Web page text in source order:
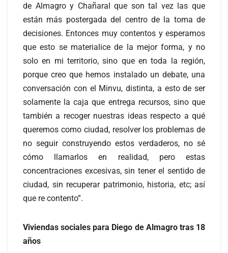
de Almagro y Chañaral que son tal vez las que
están más postergada del centro de la toma de
decisiones. Entonces muy contentos y esperamos
que esto se materialice de la mejor forma, y no
solo en mi territorio, sino que en toda la región,
porque creo que hemos instalado un debate, una
conversación con el Minvu, distinta, a esto de ser
solamente la caja que entrega recursos, sino que
también a recoger nuestras ideas respecto a qué
queremos como ciudad, resolver los problemas de
no seguir construyendo estos verdaderos, no sé
cómo llamarlos en realidad, pero estas
concentraciones excesivas, sin tener el sentido de
ciudad, sin recuperar patrimonio, historia, etc; así
que re contento”.
Viviendas sociales para Diego de Almagro tras 18
años